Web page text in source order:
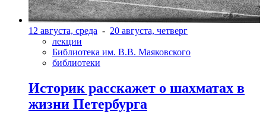
12 августа, среда - 20 августа, четверг
лекции
Библиотека им. В.В. Маяковского
библиотеки
Историк расскажет о шахматах в
жизни Петербурга